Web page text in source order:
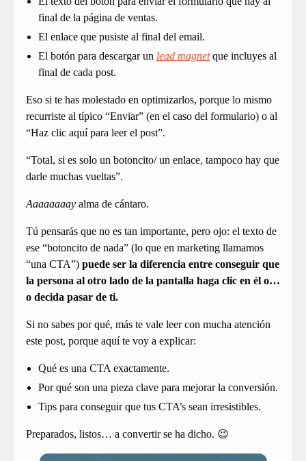
final de la página de ventas.
El enlace que pusiste al final del email.
El botón para descargar un lead magnetque incluyes al
final de cada post.
Eso si te has molestado en optimizarlos, porque lo mismo
recurriste al típico “Enviar” (en el caso del formulario) o al
“Haz clic aquí para leer el post”.
“Total, si es solo un botoncito/ un enlace, tampoco hay que
darle muchas vueltas”.
Aaaaaaaay alma de cántaro.
Tú pensarás que no es tan importante, pero ojo: el texto de
ese “botoncito de nada” (lo que en marketing llamamos
“una CTA”) puede ser la diferencia entre conseguir que
la persona al otro lado de la pantalla haga clic en él o…
o decida pasar de ti.
Si no sabes por qué, más te vale leer con mucha atención
este post, porque aquí te voy a explicar:
Qué es una CTA exactamente.
Por qué son una pieza clave para mejorar la conversión.
Tips para conseguir que tus CTA’s sean irresistibles.
Preparados, listos… a convertir se ha dicho. 😉